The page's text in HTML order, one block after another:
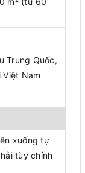
Trung Quốc,
Việt Nam
xuống tự
tùy chỉnh